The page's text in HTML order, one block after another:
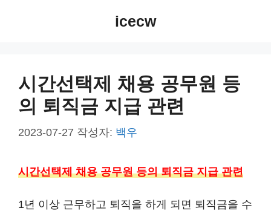
icecw
시간선택제 채용 공무원 등
의 퇴직금 지급 관련
2023-07-27 작성자: 백우
시간선택제 채용 공무원 등의 퇴직금 지급 관련
1년 이상 근무하고 퇴직을 하게 되면 퇴직금을 수